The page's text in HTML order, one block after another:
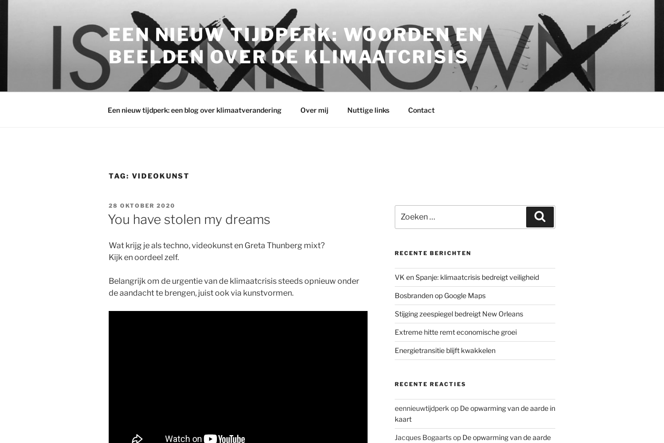
EEN NIEUW TIJDPERK: WOORDEN EN
BEELDEN OVER DE KLIMAATCRISIS
Een nieuw tijdperk: een blog over klimaatverandering Over mij Nuttige links Contact
TAG: VIDEOKUNST
GEPLAATST
OP
28 OKTOBER 2020
You have stolen my dreams
Wat krijg je als techno, videokunst en Greta Thunberg mixt?
Kijk en oordeel zelf.
Belangrijk om de urgentie van de klimaatcrisis steeds opnieuw onder
de aandacht te brengen, juist ook via kunstvormen.
naar:
RECENTE BERICHTEN
VK en Spanje: klimaatcrisis bedreigt veiligheid
Bosbranden op Google Maps
Stijging zeespiegel bedreigt New Orleans
Extreme hitte remt economische groei
Energietransitie blijft kwakkelen
RECENTE REACTIES
eennieuwtijdperk op De opwarming van de aarde in
kaart
Jacques Bogaartsop De opwarming van de aarde